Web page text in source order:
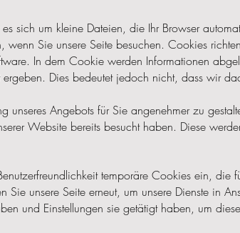
sich um kleine Dateien, die Ihr Browser
Sie unsere Seite besuchen. Cookies
In dem Cookie werden Informationen
Dies bedeutet jedoch nicht, dass wir
Angebots für Sie angenehmer zu
Website bereits besucht haben. Diese
temporäre Cookies ein, die
Sie unsere Seite erneut, um unsere Dienste in
und Einstellungen sie getätigt haben, um